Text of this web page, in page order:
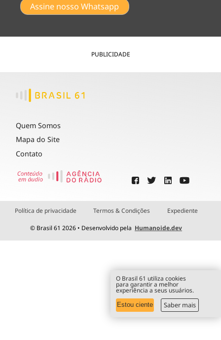
Assine nosso Whatsapp
PUBLICIDADE
Quem Somos
Mapa do Site
Contato
Política de privacidade Termos & Condições Expediente
© Brasil 61 2026 • Desenvolvido pela Humanoide.dev
O Brasil 61 utiliza cookies
para garantir a melhor
experiência a seus usuários.
Estou ciente Saber mais